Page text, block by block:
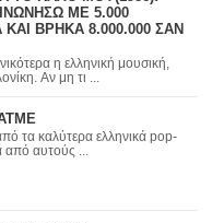
ΜΕ 5.000
η ελληνική μουσική,
Αν μη τι ...
τα καλύτερα ελληνικά pop-
αυτούς ...